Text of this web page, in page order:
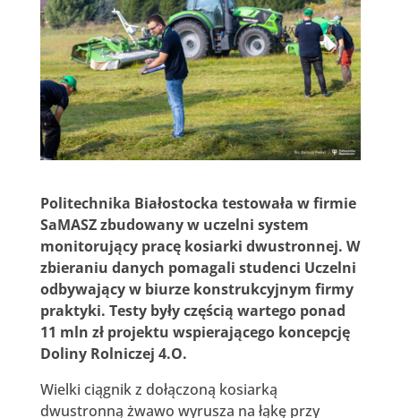
Politechnika Białostocka testowała w firmie
SaMASZ zbudowany w uczelni system
monitorujący pracę kosiarki dwustronnej. W
zbieraniu danych pomagali studenci Uczelni
odbywający w biurze konstrukcyjnym firmy
praktyki. Testy były częścią wartego ponad
11 mln zł projektu wspierającego koncepcję
Doliny Rolniczej 4.O.
Wielki ciągnik z dołączoną kosiarką
dwustronną żwawo wyrusza na łąkę przy